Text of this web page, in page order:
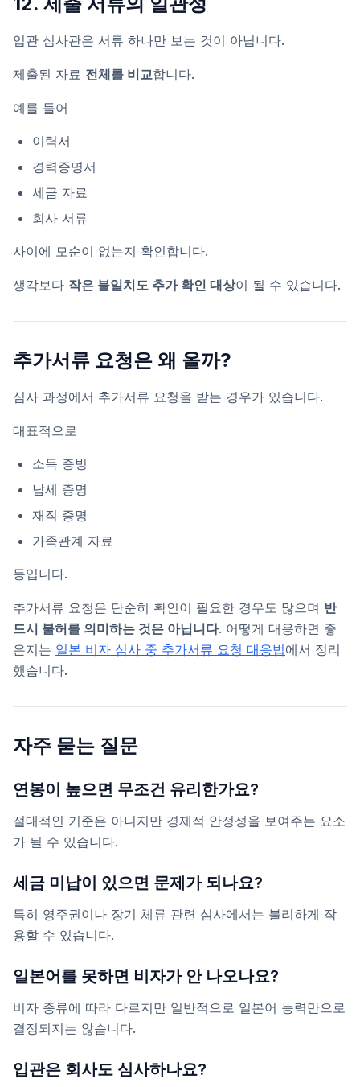
입관 심사관은 서류 하나만 보는 것이 아닙니다.
제출된 자료 전체를 비교합니다.
예를 들어
이력서
경력증명서
세금 자료
회사 서류
사이에 모순이 없는지 확인합니다.
생각보다 작은 불일치도 추가 확인 대상이 될 수 있습니다.
추가서류 요청은 왜 올까?
심사 과정에서 추가서류 요청을 받는 경우가 있습니다.
대표적으로
소득 증빙
납세 증명
재직 증명
가족관계 자료
등입니다.
추가서류 요청은 단순히 확인이 필요한 경우도 많으며 반
드시 불허를 의미하는 것은 아닙니다. 어떻게 대응하면 좋
은지는 일본 비자 심사 중 추가서류 요청 대응법에서 정리
했습니다.
자주 묻는 질문
연봉이 높으면 무조건 유리한가요?
절대적인 기준은 아니지만 경제적 안정성을 보여주는 요소
가 될 수 있습니다.
세금 미납이 있으면 문제가 되나요?
특히 영주권이나 장기 체류 관련 심사에서는 불리하게 작
용할 수 있습니다.
일본어를 못하면 비자가 안 나오나요?
비자 종류에 따라 다르지만 일반적으로 일본어 능력만으로
결정되지는 않습니다.
입관은 회사도 심사하나요?